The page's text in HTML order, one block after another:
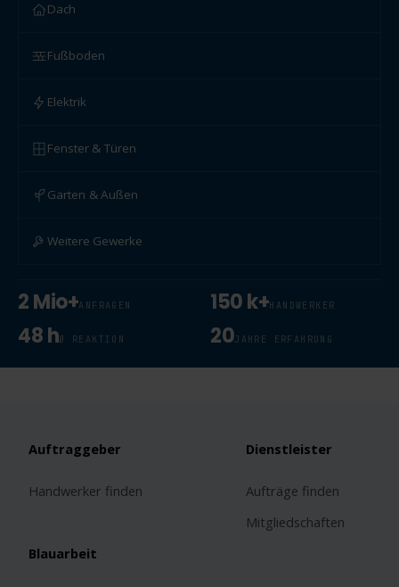
Dach
Fußboden
Elektrik
Fenster & Türen
Garten & Außen
Weitere Gewerke
2 Mio+ANFRAGEN 150 k+HANDWERKER
48 hØ REAKTION 20JAHRE ERFAHRUNG
Auftraggeber
Handwerker finden
Dienstleister
Aufträge finden
Mitgliedschaften
Blauarbeit